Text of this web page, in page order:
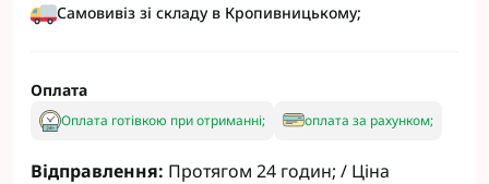
Самовивіз зі складу в Кропивницькому;
Оплата
Оплата готівкою при отриманні; оплата за рахунком;
Відправлення: Протягом 24 годин; / Ціна